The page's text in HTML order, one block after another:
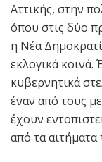
Αττικής, στην
όπου στις δύο
η Νέα
εκλογικά
κυβερνητικά
έναν από τους
έχουν
από τα